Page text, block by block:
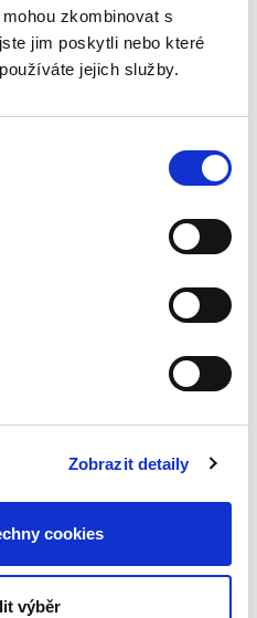
zkombinovat s
jim poskytli nebo které
jejich služby.
Zobrazit detaily
cookies
výběr
Veřejné zakázky v
oblasti softwaru.
Vendor lock-in a
plnění pojí, a poskytuje
zákoníku